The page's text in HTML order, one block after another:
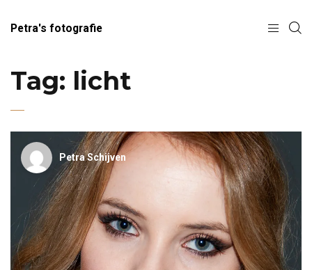
Petra's fotografie
Tag: licht
Petra Schijven